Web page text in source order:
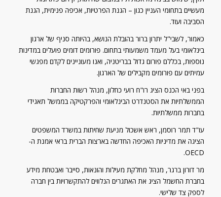
מעשיים בתחומי העניין כגון – הגנת הפרטיות, אכיפה פנימית, הגנת
הסביבה ועוד.
בינלאומי בעל מעמד משמעותי בתחום. פורומים דומים פועלים במדינות
נוספות, בכללם פורום גדול בבריטניה, ואנו מעוניינים לקדם מפגשי
עמיתים עם פורומים מקבילים של הארגון.
הממשלתיות את הסטנדרט הבינלאומי והפרקטיקה בממשל תאגידי
בחברות ממשלתיות.
הציגה את מדיניות האכיפה החדשה בארצות הברית בראי אמנת ה-
OECD.
בחברת החשמל הציג את האתגרים הנלווים להתקשרויות בין חברה
לספק צד שלישי.